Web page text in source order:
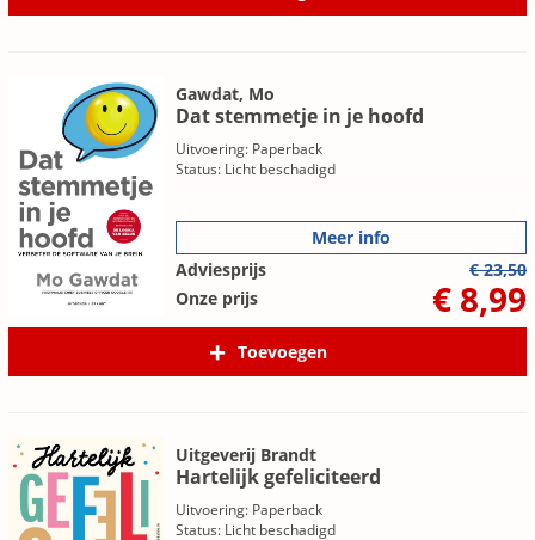
Gawdat, Mo
Dat stemmetje in je hoofd
Uitvoering: Paperback
Status: Licht beschadigd
Meer info
Adviesprijs
€ 23,50
Onze prijs
€ 8,99
Toevoegen
Uitgeverij Brandt
Hartelijk gefeliciteerd
Uitvoering: Paperback
Status: Licht beschadigd